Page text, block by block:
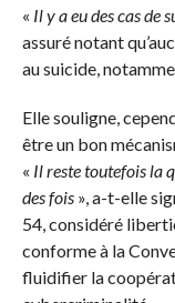
« Il y a eu des cas de
assuré notant
au suicide,
Elle souligne,
être un bon
« Il reste toutefois la
des fois», a-t-elle
54, considéré
conforme à la
fluidifier la